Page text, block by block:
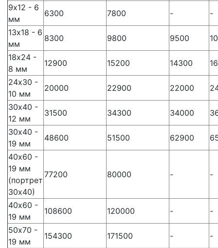
9х12 - 6
мм
6300 7800 -
-
13х18 - 6
мм
8300 9800 9500
18х24 -
8 мм
12900 15200 14300
24х30 -
10 мм
20000 22900 22000
30х40 -
12 мм
31500 34300 34000
30х40 -
19 мм
48600 51500 62900
40х60 -
19 мм
(портрет
30х40)
77200 80000 - -
40х60 -
19 мм
108600 120000 -
-
50х70 -
19 мм
154300 171500 -
-